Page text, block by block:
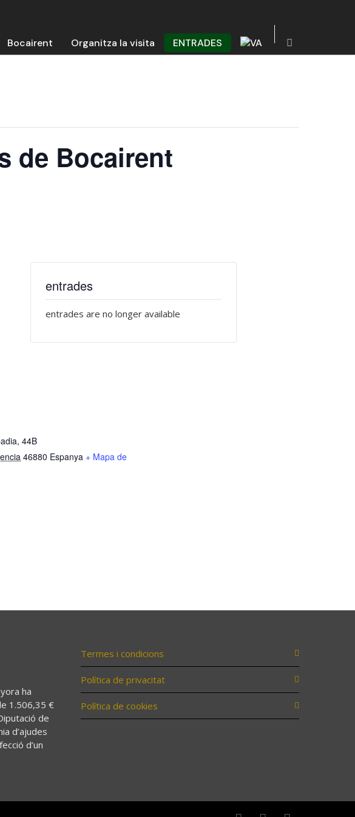
Bocairent Organitza la visita ENTRADES
de Bocairent
44B
46880 Espanya + Mapa de
entrades
entrades are no longer available
ha
1.506,35 €
de
d’ajudes
d’un
Termes i condicions
Política de privacitat
Política de cookies